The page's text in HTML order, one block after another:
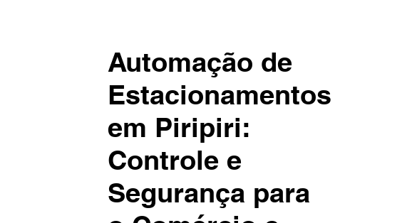
Automação de
Estacionamentos
em Piripiri:
Controle e
Segurança para